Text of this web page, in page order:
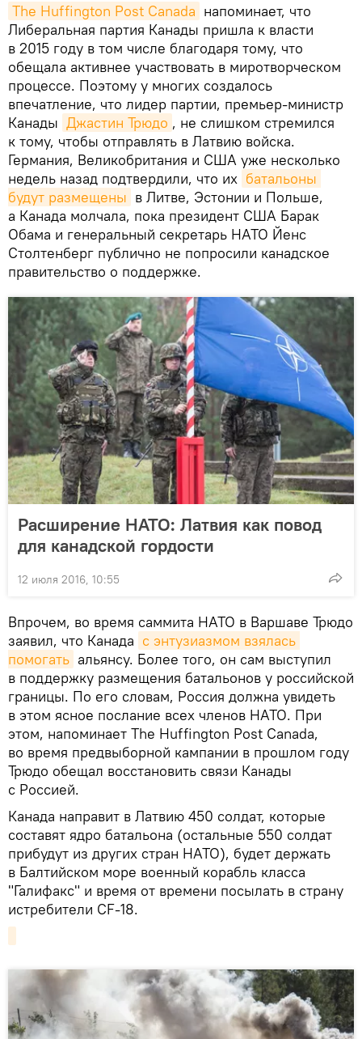
The Huffington Post Canada напоминает, что
Либеральная партия Канады пришла к власти
в 2015 году в том числе благодаря тому, что
обещала активнее участвовать в миротворческом
процессе. Поэтому у многих создалось
впечатление, что лидер партии, премьер-министр
Канады Джастин Трюдо , не слишком стремился
к тому, чтобы отправлять в Латвию войска.
Германия, Великобритания и США уже несколько
недель назад подтвердили, что их батальоны
будут размещены в Литве, Эстонии и Польше,
а Канада молчала, пока президент США Барак
Обама и генеральный секретарь НАТО Йенс
Столтенберг публично не попросили канадское
правительство о поддержке.
Расширение НАТО: Латвия как повод
для канадской гордости
12 июля 2016, 10:55
Впрочем, во время саммита НАТО в Варшаве Трюдо
заявил, что Канада с энтузиазмом взялась
помогать альянсу. Более того, он сам выступил
в поддержку размещения батальонов у российской
границы. По его словам, Россия должна увидеть
в этом ясное послание всех членов НАТО. При
этом, напоминает The Huffington Post Canada,
во время предвыборной кампании в прошлом году
Трюдо обещал восстановить связи Канады
с Россией.
Канада направит в Латвию 450 солдат, которые
составят ядро батальона (остальные 550 солдат
прибудут из других стран НАТО), будет держать
в Балтийском море военный корабль класса
"Галифакс" и время от времени посылать в страну
истребители CF-18.